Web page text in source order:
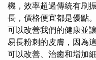
機，效率超過傳統有刷
長，價格便宜都是優點
可以改善我們的健康並
易長粉刺的皮膚，因為
可以改善、治癒和增加